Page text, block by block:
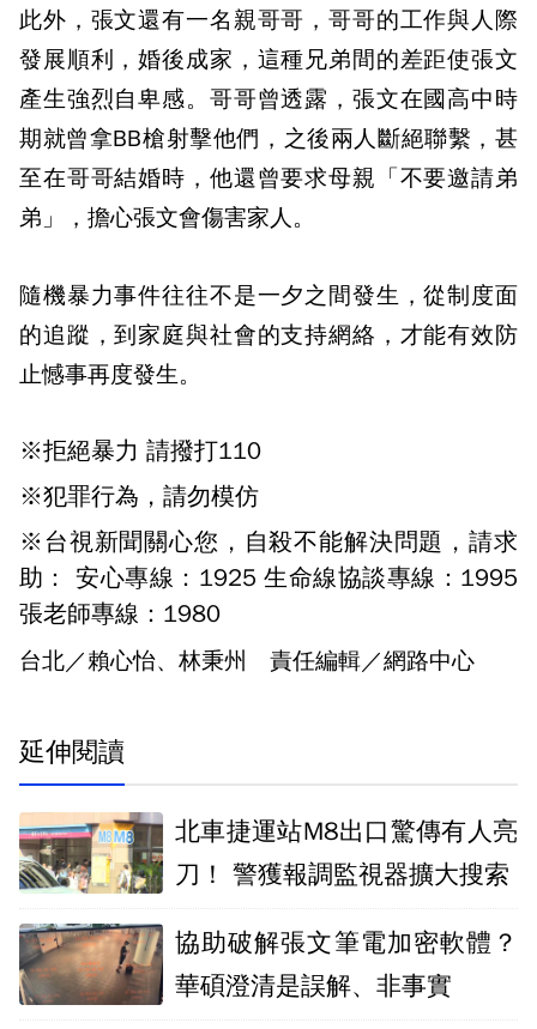
此外，張文還有一名親哥哥，哥哥的工作與人際
發展順利，婚後成家，這種兄弟間的差距使張文
產生強烈自卑感。哥哥曾透露，張文在國高中時
期就曾拿BB槍射擊他們，之後兩人斷絕聯繫，甚
至在哥哥結婚時，他還曾要求母親「不要邀請弟
弟」，擔心張文會傷害家人。
隨機暴力事件往往不是一夕之間發生，從制度面
的追蹤，到家庭與社會的支持網絡，才能有效防
止憾事再度發生。
※拒絕暴力 請撥打110
※犯罪行為，請勿模仿
※台視新聞關心您，自殺不能解決問題，請求
助： 安心專線：1925 生命線協談專線：1995
張老師專線：1980
台北／賴心怡、林秉州 責任編輯／網路中心
延伸閱讀
北車捷運站M8出口驚傳有人亮
刀！ 警獲報調監視器擴大搜索
協助破解張文筆電加密軟體？
華碩澄清是誤解、非事實